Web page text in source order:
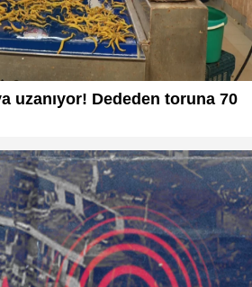
uzanıyor! Dededen toruna 70